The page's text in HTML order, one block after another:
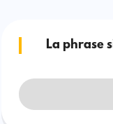
La phrase